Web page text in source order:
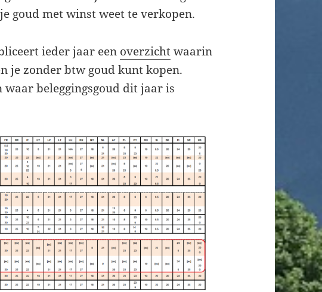
goud met winst weet te verkopen.
ieder jaar een overzichtwaarin
je zonder btw goud kunt kopen.
beleggingsgoud dit jaar is